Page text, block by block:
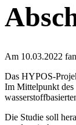
Am 10.03.2022
Das HYPOS-
Im Mittelpunkt des
Die Studie soll